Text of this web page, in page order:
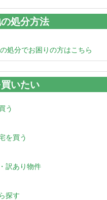
処分方法
処分でお困りの方はこちら
いたい
う
を買う
訳あり物件
探す